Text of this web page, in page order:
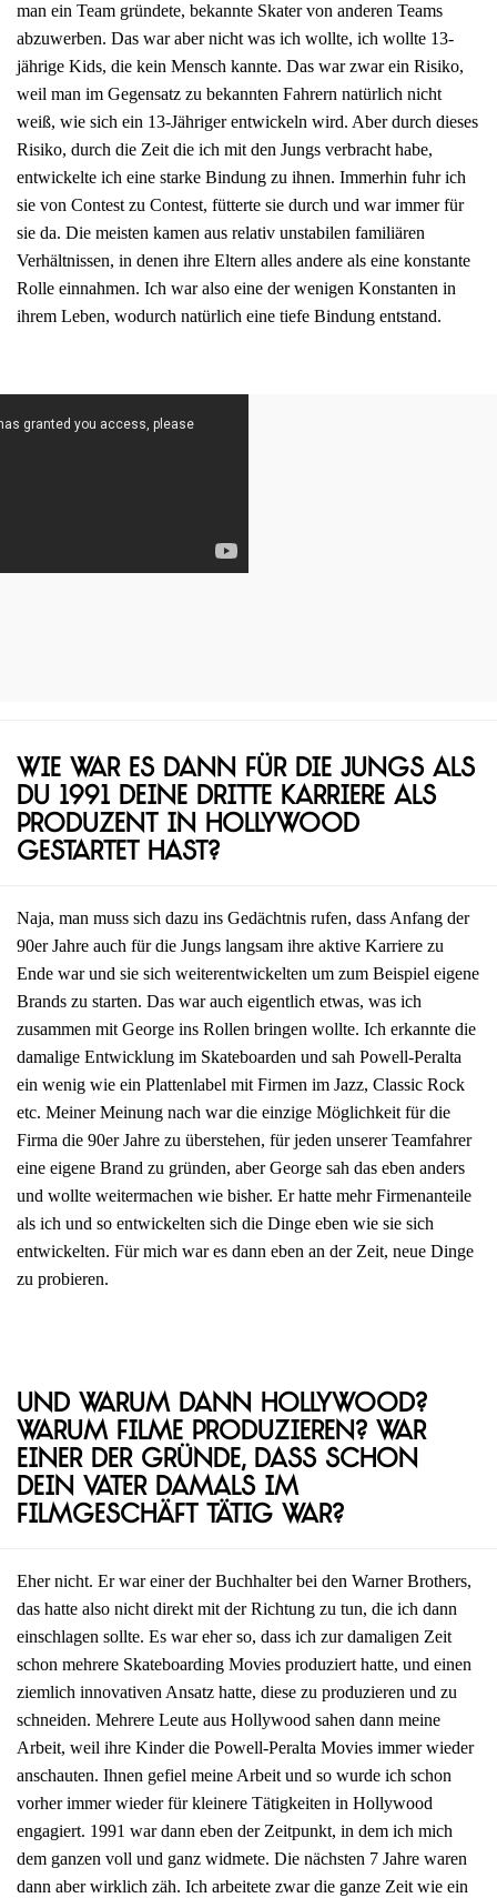
man ein Team gründete, bekannte Skater von anderen Teams
abzuwerben. Das war aber nicht was ich wollte, ich wollte 13-
jährige Kids, die kein Mensch kannte. Das war zwar ein Risiko,
weil man im Gegensatz zu bekannten Fahrern natürlich nicht
weiß, wie sich ein 13-Jähriger entwickeln wird. Aber durch dieses
Risiko, durch die Zeit die ich mit den Jungs verbracht habe,
entwickelte ich eine starke Bindung zu ihnen. Immerhin fuhr ich
sie von Contest zu Contest, fütterte sie durch und war immer für
sie da. Die meisten kamen aus relativ unstabilen familiären
Verhältnissen, in denen ihre Eltern alles andere als eine konstante
Rolle einnahmen. Ich war also eine der wenigen Konstanten in
ihrem Leben, wodurch natürlich eine tiefe Bindung entstand.
Wie war es dann für die Jungs als
du 1991 deine dritte Karriere als
Produzent in Hollywood
gestartet hast?
Naja, man muss sich dazu ins Gedächtnis rufen, dass Anfang der
90er Jahre auch für die Jungs langsam ihre aktive Karriere zu
Ende war und sie sich weiterentwickelten um zum Beispiel eigene
Brands zu starten. Das war auch eigentlich etwas, was ich
zusammen mit George ins Rollen bringen wollte. Ich erkannte die
damalige Entwicklung im Skateboarden und sah Powell-Peralta
ein wenig wie ein Plattenlabel mit Firmen im Jazz, Classic Rock
etc. Meiner Meinung nach war die einzige Möglichkeit für die
Firma die 90er Jahre zu überstehen, für jeden unserer Teamfahrer
eine eigene Brand zu gründen, aber George sah das eben anders
und wollte weitermachen wie bisher. Er hatte mehr Firmenanteile
als ich und so entwickelten sich die Dinge eben wie sie sich
entwickelten. Für mich war es dann eben an der Zeit, neue Dinge
zu probieren.
Und warum dann Hollywood?
Warum Filme produzieren? War
einer der Gründe, dass schon
dein Vater damals im
Filmgeschäft tätig war?
Eher nicht. Er war einer der Buchhalter bei den Warner Brothers,
das hatte also nicht direkt mit der Richtung zu tun, die ich dann
einschlagen sollte. Es war eher so, dass ich zur damaligen Zeit
schon mehrere Skateboarding Movies produziert hatte, und einen
ziemlich innovativen Ansatz hatte, diese zu produzieren und zu
schneiden. Mehrere Leute aus Hollywood sahen dann meine
Arbeit, weil ihre Kinder die Powell-Peralta Movies immer wieder
anschauten. Ihnen gefiel meine Arbeit und so wurde ich schon
vorher immer wieder für kleinere Tätigkeiten in Hollywood
engagiert. 1991 war dann eben der Zeitpunkt, in dem ich mich
dem ganzen voll und ganz widmete. Die nächsten 7 Jahre waren
dann aber wirklich zäh. Ich arbeitete zwar die ganze Zeit wie ein